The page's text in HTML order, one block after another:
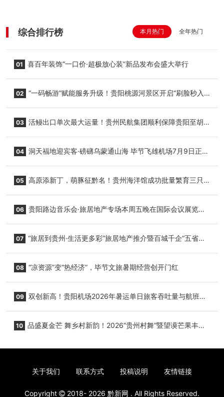
综合排行榜 本月热门 全年热门
01 喜百年装饰“一口价·超极放心装”新品发布会盛大举行
02 “一码畅游”赋能服务升级！贵阳桃源河景区开启“刷脸秒入
03 活鳗出口单次最大运量！贵州民航集团顺利保障贵阳至胡
04 洞天福地迎宾客·磅礴乌蒙通山海 毕节飞雄机场7月9日正式
05 高原添新丁，萌豚征黔名！贵州海洋馆成功批量繁育三只
06 贵阳路边音乐会·旅居地产专场本周五晚在国际会议展览中
07 “旅居到贵州·生活更多彩”旅居地产推介暨百城千企“五省
08 “凉资源”变“热经济”，毕节文旅暑期经营创开门红
09 双创新高！贵阳机场2026年暑运单日旅客吞吐量与航班起
10 品盛夏金芒 舞乡村新韵！2026“贵州村舞”暨望谟芒果丰收
关于我们 联系方式 投稿说明 友情链接
Copyright 2018- 2026 黔新网 . All Rights Reserved.